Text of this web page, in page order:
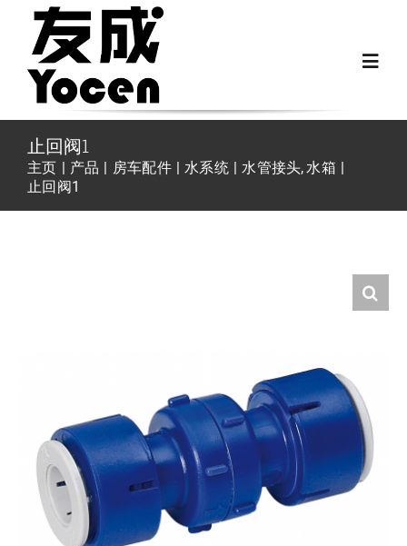
首页
关于我们
下载
使用指南
止回阀1
主页 产品 房车配件 水系统 水管接头 水箱
止回阀1